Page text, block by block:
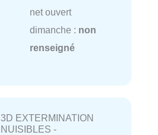
net ouvert
dimanche : non
renseigné
3D EXTERMINATION
NUISIBLES -